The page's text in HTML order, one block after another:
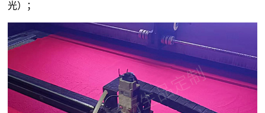
光）；